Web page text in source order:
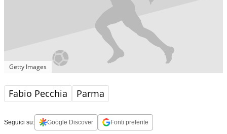
Getty Images
Fabio Pecchia Parma
Seguici su: Google Discover Fonti preferite